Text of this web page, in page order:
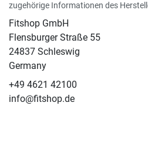
zugehörige Informationen des
Fitshop GmbH
Flensburger Straße 55
24837 Schleswig
Germany
+49 4621 42100
info@fitshop.de